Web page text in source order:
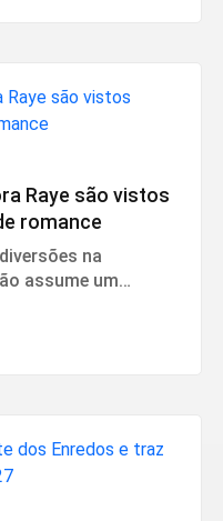
Raye são vistos
romance
na
assume um
fim do seu